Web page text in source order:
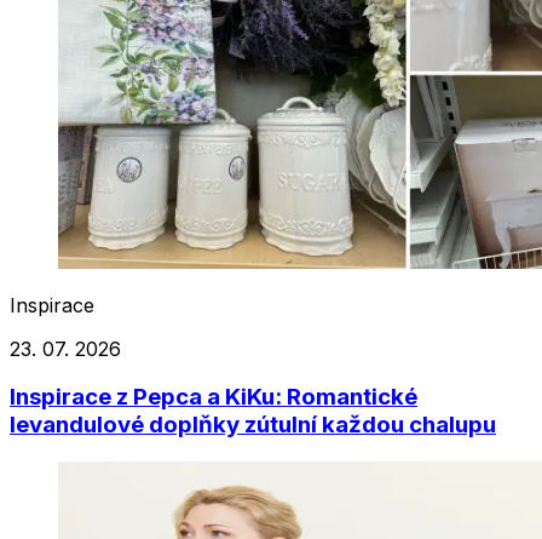
Inspirace
23. 07. 2026
Inspirace z Pepca a KiKu: Romantické
levandulové doplňky zútulní každou chalupu